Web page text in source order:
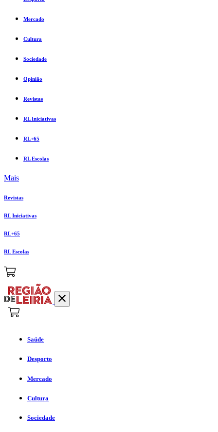
Mercado
Cultura
Sociedade
Opinião
Revistas
RL Iniciativas
RL+65
RL Escolas
Mais
Revistas
RL Iniciativas
RL+65
RL Escolas
Saúde
Desporto
Mercado
Cultura
Sociedade